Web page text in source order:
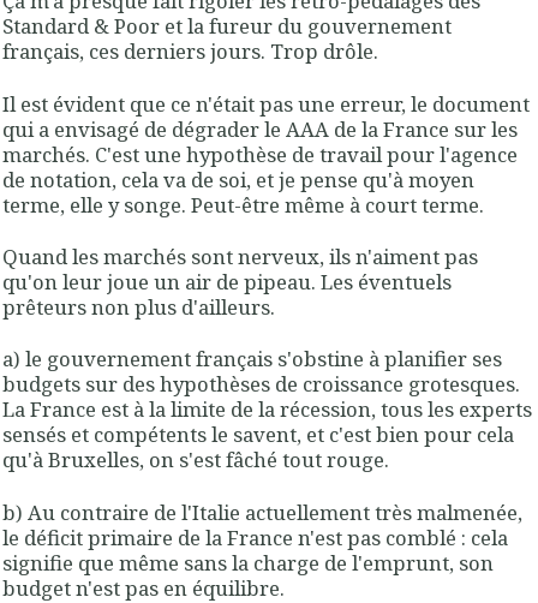
Standard & Poor et la fureur du gouvernement
français, ces derniers jours. Trop drôle.
Il est évident que ce n'était pas une erreur, le document
qui a envisagé de dégrader le AAA de la France sur les
marchés. C'est une hypothèse de travail pour l'agence
de notation, cela va de soi, et je pense qu'à moyen
terme, elle y songe. Peut-être même à court terme.
Quand les marchés sont nerveux, ils n'aiment pas
qu'on leur joue un air de pipeau. Les éventuels
prêteurs non plus d'ailleurs.
a) le gouvernement français s'obstine à planifier ses
budgets sur des hypothèses de croissance grotesques.
La France est à la limite de la récession, tous les experts
sensés et compétents le savent, et c'est bien pour cela
qu'à Bruxelles, on s'est fâché tout rouge.
b) Au contraire de l'Italie actuellement très malmenée,
le déficit primaire de la France n'est pas comblé : cela
signifie que même sans la charge de l'emprunt, son
budget n'est pas en équilibre.